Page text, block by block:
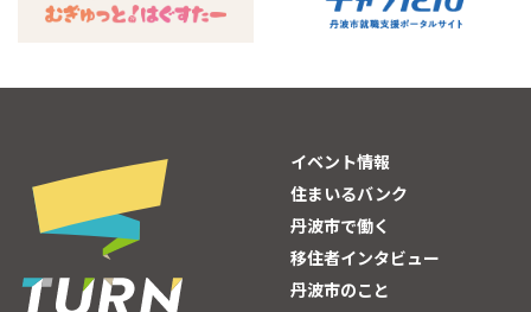
イベント情報
住まいるバンク
丹波市で働く
移住者インタビュー
丹波市のこと